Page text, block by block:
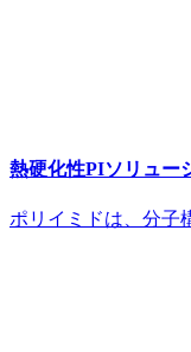
熱硬化性PIソリュー
ポリイミドは、分子